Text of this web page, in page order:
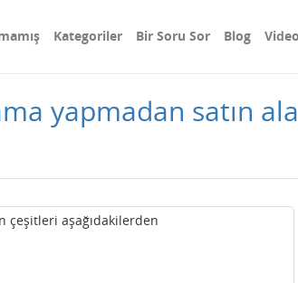
Kategoriler Bir Soru Sor Blog
yapmadan satın
çeşitleri aşağıdakilerden